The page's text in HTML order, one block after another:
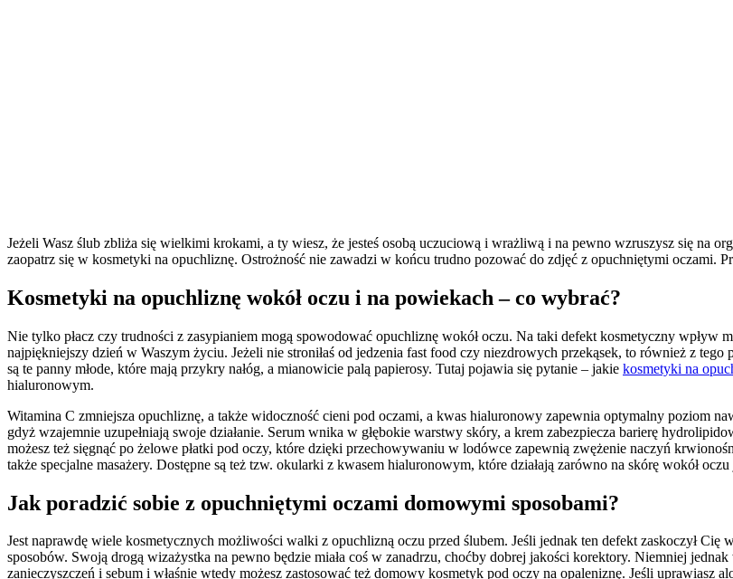
Jeżeli Wasz ślub zbliża się wielkimi krokami, a ty wiesz, że jesteś osobą uczuciową i wrażliwą i na pewno wzruszysz się na
zaopatrz się w kosmetyki na opuchliznę. Ostrożność nie zawadzi w końcu trudno pozować do zdjęć z opuchniętymi oczami.
Kosmetyki na opuchliznę wokół oczu i na powiekach – co wybrać?
Nie tylko płacz czy trudności z zasypianiem mogą spowodować opuchliznę wokół oczu. Na taki defekt kosmetyczny wpływ
najpiękniejszy dzień w Waszym życiu. Jeżeli nie stroniłaś od jedzenia fast food czy niezdrowych przekąsek, to również z
są te panny młode, które mają przykry nałóg, a mianowicie palą papierosy. Tutaj pojawia się pytanie – jakie kosmetyki na
hialuronowym.
Witamina C zmniejsza opuchliznę, a także widoczność cieni pod oczami, a kwas hialuronowy zapewnia optymalny poziom
gdyż wzajemnie uzupełniają swoje działanie. Serum wnika w głębokie warstwy skóry, a krem zabezpiecza barierę
możesz też sięgnąć po żelowe płatki pod oczy, które dzięki przechowywaniu w lodówce zapewnią zwężenie naczyń
także specjalne masażery. Dostępne są też tzw. okularki z kwasem hialuronowym, które działają zarówno na skórę
Jak poradzić sobie z opuchniętymi oczami domowymi sposobami?
Jest naprawdę wiele kosmetycznych możliwości walki z opuchlizną oczu przed ślubem. Jeśli jednak ten defekt zaskoczył
sposobów. Swoją drogą wizażystka na pewno będzie miała coś w zanadrzu, choćby dobrej jakości korektory. Niemniej
zanieczyszczeń i sebum i właśnie wtedy możesz zastosować też domowy kosmetyk pod oczy na opaleniznę. Jeśli uprawiasz